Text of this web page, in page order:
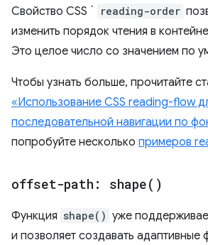
Свойство CSS ` reading-order
изменить порядок чтения в
Это целое число со значением по
Чтобы узнать больше, прочитайте
«Использование CSS reading-flow
последовательной навигации по
попробуйте несколько примеров
offset-path: shape( )
Функция shape() уже
и позволяет создавать адаптивные